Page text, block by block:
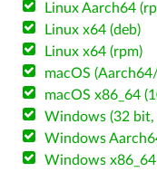
Linux Aarch64
Linux x64 (deb)
Linux x64 (rpm)
macOS
macOS x86_64
Windows (32 bit,
Windows
Windows